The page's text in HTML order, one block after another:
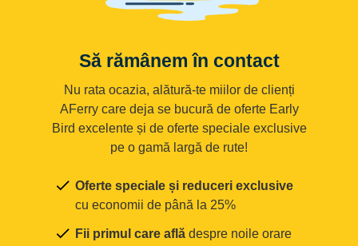
Să rămânem în contact
Nu rata ocazia, alătură-te miilor de clienți
AFerry care deja se bucură de oferte Early
Bird excelente și de oferte speciale exclusive
pe o gamă largă de rute!
Oferte speciale și reduceri exclusive
cu economii de până la 25%
Fii primul care află despre noile orare